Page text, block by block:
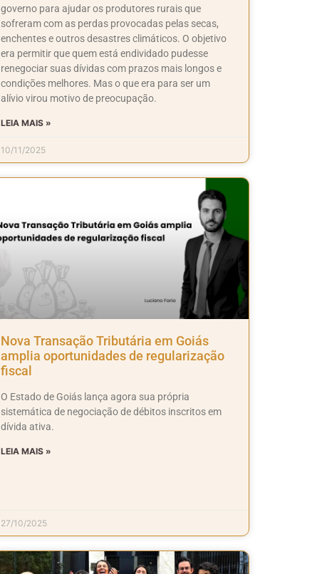
governo para ajudar os produtores rurais que
sofreram com as perdas provocadas pelas secas,
enchentes e outros desastres climáticos. O objetivo
era permitir que quem está endividado pudesse
renegociar suas dívidas com prazos mais longos e
condições melhores. Mas o que era para ser um
alívio virou motivo de preocupação.
LEIA MAIS »
10/11/2025
Nova Transação Tributária em Goiás
amplia oportunidades de regularização
fiscal
O Estado de Goiás lança agora sua própria
sistemática de negociação de débitos inscritos em
dívida ativa.
LEIA MAIS »
27/10/2025